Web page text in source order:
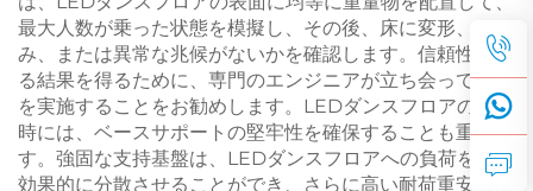
最大人数が乗った状態を模擬し、その後、床に変形、たわ
み、または異常な兆候がないかを確認します。信頼性のあ
る結果を得るために、専門のエンジニアが立ち会って試験
を実施することをお勧めします。LEDダンスフロアの設置
時には、ベースサポートの堅牢性を確保することも重要で
す。強固な支持基盤は、LEDダンスフロアへの負荷をより
効果的に分散させることができ、さらに高い耐荷重安全性